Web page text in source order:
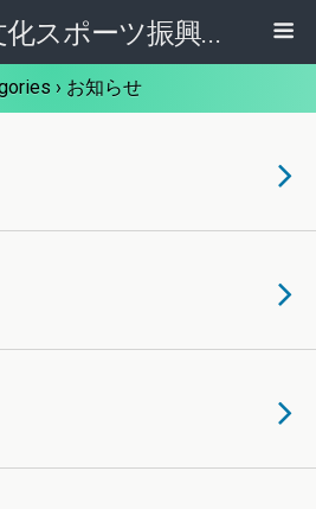
南魚沼市文化スポーツ振興公社
› お知らせ